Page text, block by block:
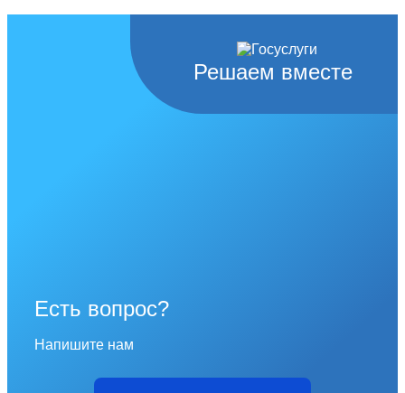
Решаем вместе
Есть вопрос?
Напишите нам